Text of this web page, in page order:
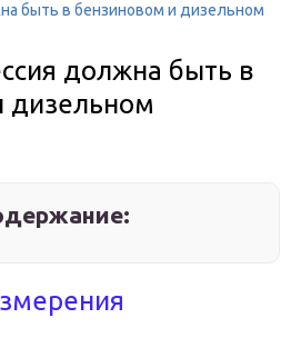
быть в бензиновом и дизельном
должна быть в
дизельном